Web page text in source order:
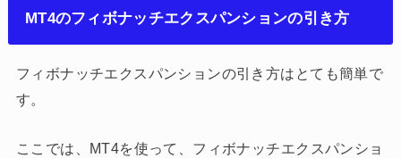
MT4のフィボナッチエクスパンションの引き方
フィボナッチエクスパンションの引き方はとても簡単で
す。
ここでは、MT4を使って、フィボナッチエクスパンショ